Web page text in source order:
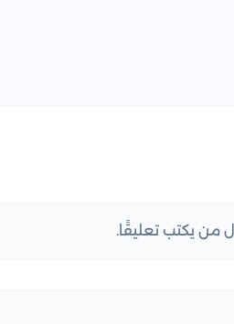
من يكتب تعليقًا.